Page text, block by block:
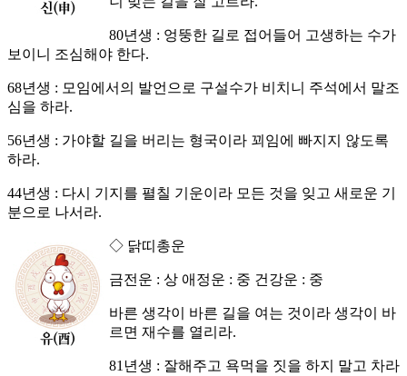
80년생 : 엉뚱한 길로 접어들어 고생하는 수가
보이니 조심해야 한다.
68년생 : 모임에서의 발언으로 구설수가 비치니 주석에서 말조
심을 하라.
56년생 : 가야할 길을 버리는 형국이라 꾀임에 빠지지 않도록
하라.
44년생 : 다시 기지를 펼칠 기운이라 모든 것을 잊고 새로운 기
분으로 나서라.
◇ 닭띠총운
금전운 : 상 애정운 : 중 건강운 : 중
바른 생각이 바른 길을 여는 것이라 생각이 바
르면 재수를 열리라.
81년생 : 잘해주고 욕먹을 짓을 하지 말고 차라